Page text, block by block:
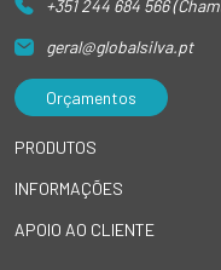
+351 244 684 566
geral@globalsilva.pt
Orçamentos
PRODUTOS
INFORMAÇÕES
APOIO AO CLIENTE